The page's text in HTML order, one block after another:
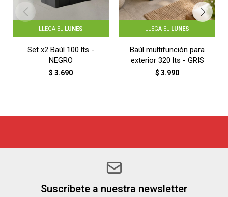
LLEGA EL LUNES
Set x2 Baúl 100 lts -
NEGRO
$ 3.690
LLEGA EL LUNES
Baúl multifunción para
exterior 320 lts - GRIS
$ 3.990
Suscríbete a nuestra newsletter